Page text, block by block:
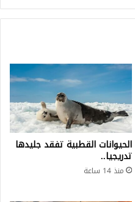
الحيوانات القطبية تفقد جليدها
تدريجيا..
منذ 14 ساعة